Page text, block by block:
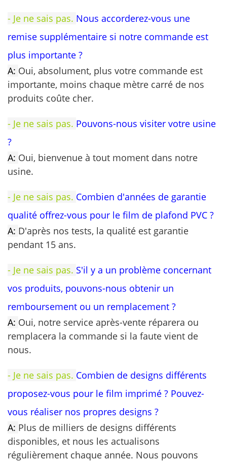
- Je ne sais pas. Nous accorderez-vous une
remise supplémentaire si notre commande est
plus importante ?
A: Oui, absolument, plus votre commande est
importante, moins chaque mètre carré de nos
produits coûte cher.
- Je ne sais pas. Pouvons-nous visiter votre usine
?
A: Oui, bienvenue à tout moment dans notre
usine.
- Je ne sais pas. Combien d'années de garantie
qualité offrez-vous pour le film de plafond PVC ?
A: D'après nos tests, la qualité est garantie
pendant 15 ans.
- Je ne sais pas. S'il y a un problème concernant
vos produits, pouvons-nous obtenir un
remboursement ou un remplacement ?
A: Oui, notre service après-vente réparera ou
remplacera la commande si la faute vient de
nous.
- Je ne sais pas. Combien de designs différents
proposez-vous pour le film imprimé ? Pouvez-
vous réaliser nos propres designs ?
A: Plus de milliers de designs différents
disponibles, et nous les actualisons
régulièrement chaque année. Nous pouvons